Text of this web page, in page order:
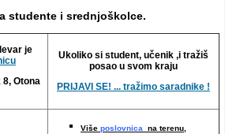
studente i srednjoškolce.
je
Otona
Ukoliko si student, učenik ,i tražiš
posao u svom kraju
PRIJAVI SE! ... tražimo saradnike !
Više poslovnica na terenu,